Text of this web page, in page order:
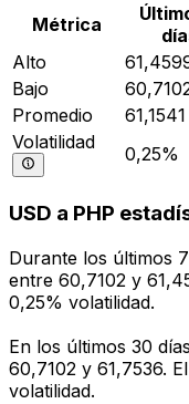
Métrica
Alto
Bajo
Promedio
61,1541
Volatilidad
0,25%
USD a PHP
Durante los últimos
entre 60,7102 y
0,25% volatilidad.
En los últimos 30
60,7102 y 61,7536.
volatilidad.